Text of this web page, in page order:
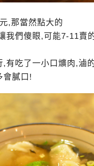
,那當然點大的
我們傻眼,可能7-11賣
,有吃了一小口爌肉,滷
會膩口!